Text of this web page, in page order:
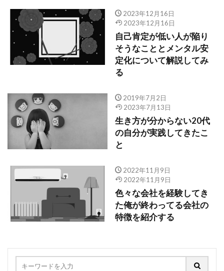
2023年12月16日
2023年12月16日
自己肯定が低い人が陥り
そうなこととメンタル安
定化について解説してみ
る
2019年7月2日
2023年7月13日
生き方が分からない20代
の自分が実践してきたこ
と
2022年11月9日
2022年11月9日
色々な会社を経験してき
た俺が終わってる会社の
特徴を紹介する